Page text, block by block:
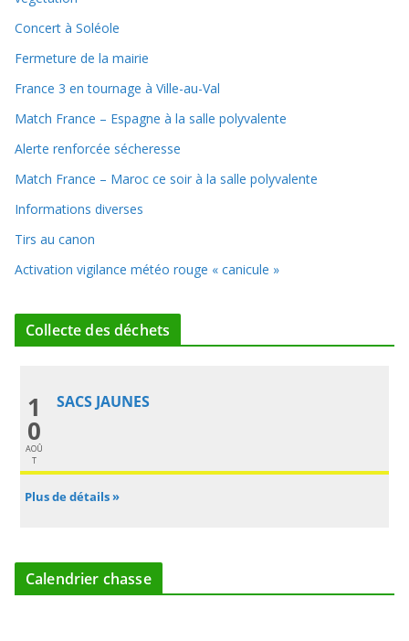
Concert à Soléole
Fermeture de la mairie
France 3 en tournage à Ville-au-Val
Match France – Espagne à la salle polyvalente
Alerte renforcée sécheresse
Match France – Maroc ce soir à la salle polyvalente
Informations diverses
Tirs au canon
Activation vigilance météo rouge « canicule »
Collecte des déchets
1
0
AOÛ
T
SACS JAUNES
Plus de détails »
Calendrier chasse